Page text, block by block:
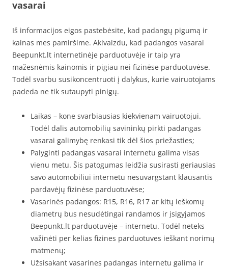
vasarai
Iš informacijos eigos pastebėsite, kad padangų pigumą ir
kainas mes pamiršime. Akivaizdu, kad padangos vasarai
Beepunkt.lt internetinėje parduotuvėje ir taip yra
mažesnėmis kainomis ir pigiau nei fizinėse parduotuvėse.
Todėl svarbu susikoncentruoti į dalykus, kurie vairuotojams
padeda ne tik sutaupyti pinigų.
Laikas – kone svarbiausias kiekvienam vairuotojui.
Todėl dalis automobilių savininkų pirkti padangas
vasarai galimybę renkasi tik dėl šios priežasties;
Palyginti padangas vasarai internetu galima visas
vienu metu. Šis patogumas leidžia susirasti geriausias
savo automobiliui internetu nesuvargstant klausantis
pardavėjų fizinėse parduotuvėse;
Vasarinės padangos: R15, R16, R17 ar kitų ieškomų
diametrų bus nesudėtingai randamos ir įsigyjamos
Beepunkt.lt parduotuvėje – internetu. Todėl neteks
važinėti per kelias fizines parduotuves ieškant norimų
matmenų;
Užsisakant vasarines padangas internetu galima ir